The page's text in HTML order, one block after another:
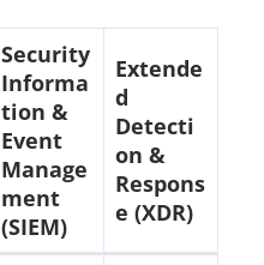
Security
Informa
tion &
Event
Manage
ment
(SIEM)
Extende
d
Detecti
on &
Respons
e (XDR)